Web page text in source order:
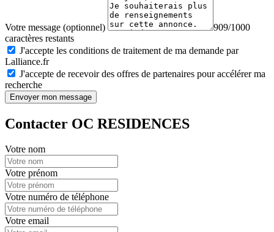
Votre message (optionnel)
909/1000
caractères restants
J'accepte les conditions de traitement de ma demande par
Lalliance.fr
J'accepte de recevoir des offres de partenaires pour accélérer ma
recherche
Envoyer mon message
Contacter OC RESIDENCES
Votre nom
Votre prénom
Votre numéro de téléphone
Votre email